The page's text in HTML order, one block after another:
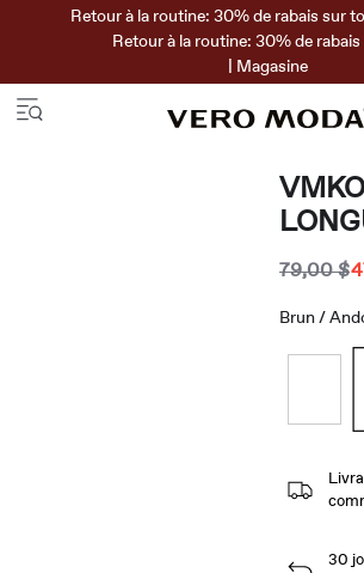
Retour à la routine: 30% de rabais sur
Retour à la routine: 30% de
| Magasine
79,00 $
Brun /
30